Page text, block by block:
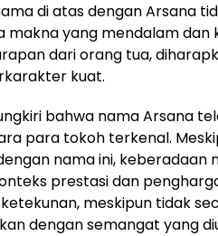
di atas dengan Arsana
makna yang mendalam dan
dari orang tua,
kuat.
bahwa nama Arsana
para tokoh terkenal.
nama ini,
prestasi dan
meskipun tidak
dengan semangat yang